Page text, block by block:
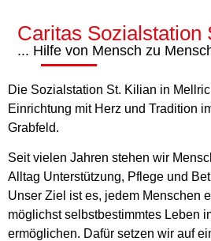
Caritas Sozialstation
... Hilfe von Mensch zu
Die Sozialstation St. Kilian in
Einrichtung mit Herz und Tradition
Grabfeld.
Seit vielen Jahren stehen wir
Alltag Unterstützung, Pflege und
Unser Ziel ist es, jedem Menschen
möglichst selbstbestimmtes Leben
ermöglichen. Dafür setzen wir auf